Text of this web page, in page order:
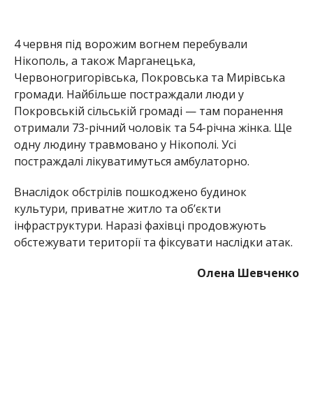
обстежувати території та фіксувати наслідки атак.
Олена Шевченко